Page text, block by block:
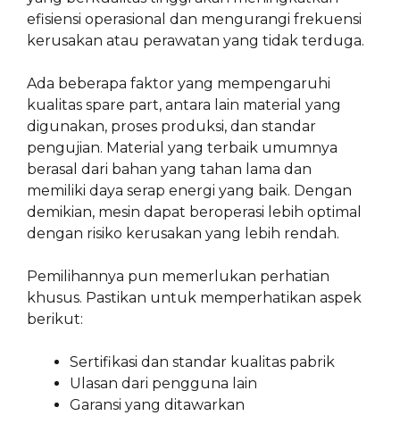
efisiensi operasional dan mengurangi frekuensi
kerusakan atau perawatan yang tidak terduga.
Ada beberapa faktor yang mempengaruhi
kualitas spare part, antara lain material yang
digunakan, proses produksi, dan standar
pengujian. Material yang terbaik umumnya
berasal dari bahan yang tahan lama dan
memiliki daya serap energi yang baik. Dengan
demikian, mesin dapat beroperasi lebih optimal
dengan risiko kerusakan yang lebih rendah.
Pemilihannya pun memerlukan perhatian
khusus. Pastikan untuk memperhatikan aspek
berikut:
Sertifikasi dan standar kualitas pabrik
Ulasan dari pengguna lain
Garansi yang ditawarkan